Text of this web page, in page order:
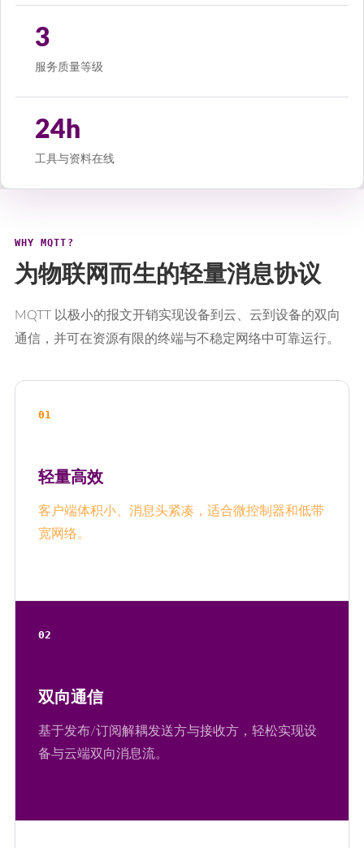
3
服务质量等级
24h
工具与资料在线
WHY MQTT?
为物联网而生的轻量消息协议
MQTT 以极小的报文开销实现设备到云、云到设备的双向
通信，并可在资源有限的终端与不稳定网络中可靠运行。
01
轻量高效
客户端体积小、消息头紧凑，适合微控制器和低带
宽网络。
02
双向通信
基于发布/订阅解耦发送方与接收方，轻松实现设
备与云端双向消息流。